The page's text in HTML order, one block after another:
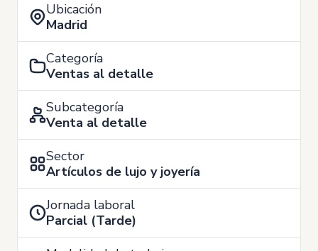
Ubicación
Madrid
Categoría
Ventas al detalle
Subcategoría
Venta al detalle
Sector
Artículos de lujo y joyería
Jornada laboral
Parcial (Tarde)